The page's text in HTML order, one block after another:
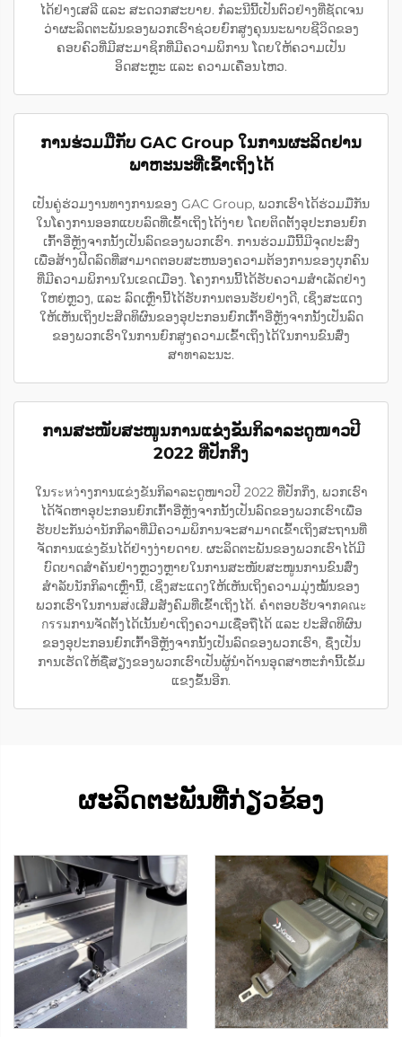
ໄດ້ຢ່າງເສລີ ແລະ ສະດວກສະບາຍ. ກໍລະນີນີ້ເປັນຕົວຢ່າງທີ່ຊັດເຈນ
ວ່າຜະລິດຕະພັນຂອງພວກເຮົາຊ່ວຍຍົກສູງຄຸນນະພາບຊີວິດຂອງ
ຄອບຄົວທີ່ມີສະມາຊິກທີ່ມີຄວາມພິການ ໂດຍໃຫ້ຄວາມເປັນ
ອິດສະຫຼະ ແລະ ຄວາມເຄື່ອນໄຫວ.
ການຮ່ວມມືກັບ GAC Group ໃນການຜະລິດຢານ
ພາຫະນະທີ່ເຂົ້າເຖິງໄດ້
ເປັນຄູ່ຮ່ວມງານທາງການຂອງ GAC Group, ພວກເຮົາໄດ້ຮ່ວມມືກັນ
ໃນໂຄງການອອກແບບລົດທີ່ເຂົ້າເຖິງໄດ້ງ່າຍ ໂດຍຕິດຕັ້ງອຸປະກອນຍົກ
ເກົ້າອີ່ຫຼັງຈາກນັ້ງເປັນລົດຂອງພວກເຮົາ. ການຮ່ວມມືນີ້ມີຈຸດປະສົງ
ເພື່ອສ້າງຟີດລົດທີ່ສາມາດຕອບສະຫນອງຄວາມຕ້ອງການຂອງບຸກຄົນ
ທີ່ມີຄວາມພິການໃນເຂດເມືອງ. ໂຄງການນີ້ໄດ້ຮັບຄວາມສຳເລັດຢ່າງ
ໃຫຍ່ຫຼວງ, ແລະ ລົດເຫຼົ່ານີ້ໄດ້ຮັບການຕອນຮັບຢ່າງດີ, ເຊິ່ງສະແດງ
ໃຫ້ເຫັນເຖິງປະສິດທິຜົນຂອງອຸປະກອນຍົກເກົ້າອີ່ຫຼັງຈາກນັ້ງເປັນລົດ
ຂອງພວກເຮົາໃນການຍົກສູງຄວາມເຂົ້າເຖິງໄດ້ໃນການຂົນສົ່ງ
ສາທາລະນະ.
ການສະໜັບສະໜູນການແຂ່ງຂັນກິລາລະດູໜາວປີ
2022 ທີ່ປັກກິ່ງ
ໃນระหว່າງການແຂ່ງຂັນກິລາລະດູໜາວປີ 2022 ທີ່ປັກກິ່ງ, ພວກເຮົາ
ໄດ້ຈັດຫາອຸປະກອນຍົກເກົ້າອີ່ຫຼັງຈາກນັ້ງເປັນລົດຂອງພວກເຮົາເພື່ອ
ຮັບປະກັນວ່ານັກກິລາທີ່ມີຄວາມພິການຈະສາມາດເຂົ້າເຖິງສະຖານທີ່
ຈັດການແຂ່ງຂັນໄດ້ຢ່າງງ່າຍດາຍ. ຜະລິດຕະພັນຂອງພວກເຮົາໄດ້ມີ
ບົດບາດສຳຄັນຢ່າງຫຼວງຫຼາຍໃນການສະໜັບສະໜູນການຂົນສົ່ງ
ສຳລັບນັກກິລາເຫຼົ່ານີ້, ເຊິ່ງສະແດງໃຫ້ເຫັນເຖິງຄວາມມຸ່ງໝັ້ນຂອງ
ພວກເຮົາໃນການສ่งເສີມສັງຄົມທີ່ເຂົ້າເຖິງໄດ້. ຄຳຕອບຮັບຈາກคณะ
กรรมການຈັດຕັ້ງໄດ້ເນັ້ນຍຳເຖິງຄວາມເຊື່ອຖືໄດ້ ແລະ ປະສິດທິຜົນ
ຂອງອຸປະກອນຍົກເກົ້າອີ່ຫຼັງຈາກນັ້ງເປັນລົດຂອງພວກເຮົາ, ຊຶ່ງເປັນ
ການເຮັດໃຫ້ຊື່ສຽງຂອງພວກເຮົາເປັນຜູ້ນຳດ້ານອຸດສາຫະກຳນີ້ເຂັ້ມ
ແຂງຂຶ້ນອີກ.
ຜະລິດຕະພັນທີ່ກ່ຽວຂ້ອງ